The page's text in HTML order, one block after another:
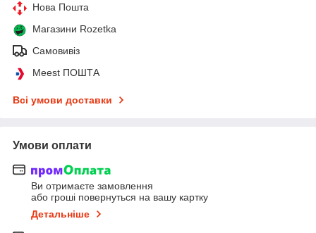
Нова Пошта
Магазини Rozetka
Самовивіз
Meest ПОШТА
Всі умови доставки
Умови оплати
Ви отримаєте замовлення
або гроші повернуться на вашу картку
Детальніше